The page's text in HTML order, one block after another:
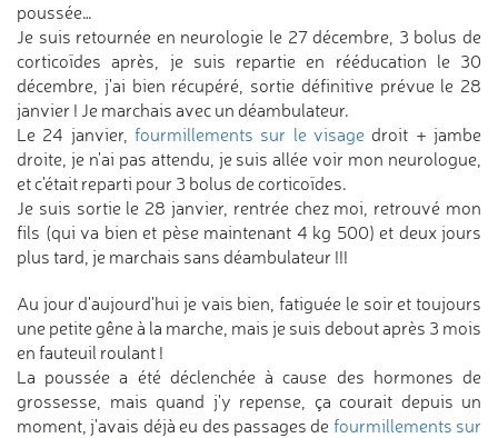
poussée…
Je suis retournée en neurologie le 27 décembre, 3 bolus de
corticoïdes après, je suis repartie en rééducation le 30
décembre, j'ai bien récupéré, sortie définitive prévue le 28
janvier ! Je marchais avec un déambulateur.
Le 24 janvier, fourmillements sur le visage droit + jambe
droite, je n'ai pas attendu, je suis allée voir mon neurologue,
et c'était reparti pour 3 bolus de corticoïdes.
Je suis sortie le 28 janvier, rentrée chez moi, retrouvé mon
fils (qui va bien et pèse maintenant 4 kg 500) et deux jours
plus tard, je marchais sans déambulateur !!!
Au jour d'aujourd'hui je vais bien, fatiguée le soir et toujours
une petite gêne à la marche, mais je suis debout après 3 mois
en fauteuil roulant !
La poussée a été déclenchée à cause des hormones de
grossesse, mais quand j'y repense, ça courait depuis un
moment, j'avais déjà eu des passages de fourmillements sur